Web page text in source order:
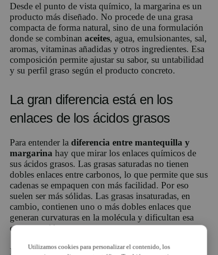
Desde el punto de vista químico, la margarina es un
producto más diseñado. No procede de una grasa
compacta de forma natural, sino de una formulación
donde se combinan aceites, agua, emulsionantes, sal,
aromas, vitaminas añadidas y otros ingredientes. Esa
composición permite ajustar su sabor, su untabilidad
y su perfil graso según el producto concreto.
La gran diferencia está en los
enlaces de los ácidos grasos
Para entender la diferencia entre mantequilla y
margarina hay que mirar los enlaces químicos de
sus ácidos grasos. Las grasas saturadas no tienen
dobles enlaces entre carbonos, lo que permite que sus
cadenas se empaquen con más facilidad. Por eso
suelen ser más sólidas. Las grasas insaturadas, en
cambio, contienen uno o más dobles enlaces que
generan curvaturas en la molécula y dificultan esa
compactación.
La mantequilla, al tener másgrasas saturadas
Utilizamos cookies para personalizar el contenido, los